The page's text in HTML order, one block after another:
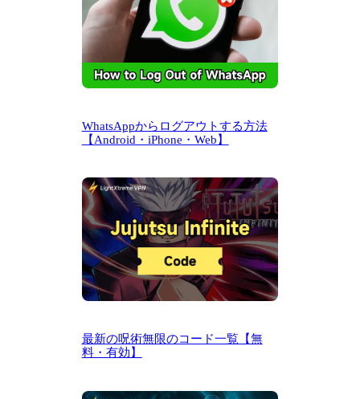
WhatsAppからログアウトする方法
【Android・iPhone・Web】
最新の呪術無限のコード一覧【無
料・有効】